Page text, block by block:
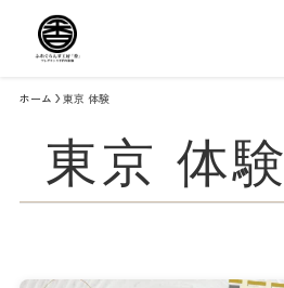
ホーム 東京 体験
東京 体験